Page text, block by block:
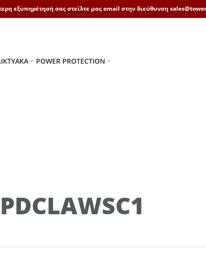
εξυπηρέτησή σας στείλτε μας email στην διεύθυνση
POWER PROTECTION